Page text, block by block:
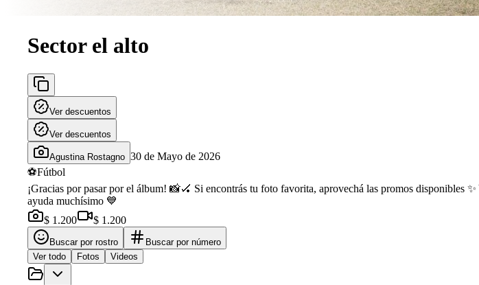
Sector el alto
Ver descuentos
Ver descuentos
Agustina Rostagno 30 de Mayo de 2026
⚽Fútbol
¡Gracias por pasar por el álbum! 📸🏑 Si encontrás tu foto favorita, aprovechá las promos disponibles
ayuda muchísimo 💙
$ 1.200
$ 1.200
Buscar por rostro
Buscar por número
Ver todo
Fotos Videos